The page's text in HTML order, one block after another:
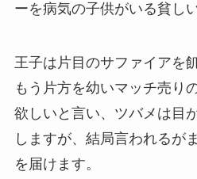
ーを病気の子供がいる貧し
王子は片目のサファイアを
もう片方を幼いマッチ売り
欲しいと言い、ツバメは目
しますが、結局言われるが
を届けます。